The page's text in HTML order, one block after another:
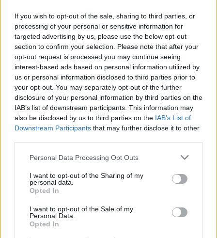
If you wish to opt-out of the sale, sharing to third parties, or
processing of your personal or sensitive information for
targeted advertising by us, please use the below opt-out
section to confirm your selection. Please note that after your
opt-out request is processed you may continue seeing
interest-based ads based on personal information utilized by
us or personal information disclosed to third parties prior to
your opt-out. You may separately opt-out of the further
disclosure of your personal information by third parties on the
IAB’s list of downstream participants. This information may
also be disclosed by us to third parties on the IAB’s List of
Downstream Participants that may further disclose it to other
Personal Data Processing Opt Outs
I want to opt-out of the Sharing of my
personal data.
Opted In
I want to opt-out of the Sale of my
Personal Data.
Opted In
A Deutsche Bank 667.3 m euróért részvény pakettet
vásárolt a legnagyobb német kiadó vállalatban, az Axel-
Springerben. A pakettet a finanszírozási nehézségekkel
küzdő Kirch konszerntől vásárolta meg a DB, egészen
pontosan fogalmazva a pakett a Kirchnek nyújtott hitelek
fedezetéül szolgált 735 m EUR értékben. A DB ugyan
hangoztatja, hogy semmilyen pénzügyi terhet nem jelent...
KEDVES OLVASÓNK!
A keresett cikk a portfolio.hu hírarchívumához
regisztrációhoz kötött.
Az előfizetés a következőket tartalmazza:
Portfolio.hu teljes cikkarchívum
kötéslistái